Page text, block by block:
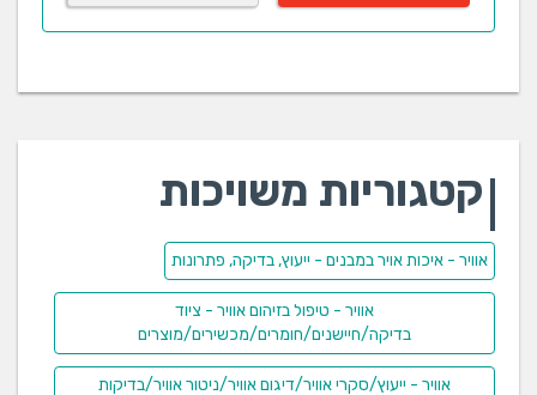
קטגוריות משויכות
אוויר - איכות אויר במבנים - ייעוץ, בדיקה, פתרונות
אוויר - טיפול בזיהום אוויר - ציוד
בדיקה/חיישנים/חומרים/מכשירים/מוצרים
אוויר - ייעוץ/סקרי אוויר/דיגום אוויר/ניטור אוויר/בדיקות